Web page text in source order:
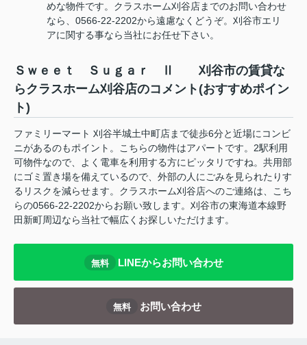
めな物件です。クラスホーム刈谷店までのお問い合わせ
なら、0566-22-2202から遠慮なくどうぞ。刈谷市エリ
アに関する事なら当社にお任せ下さい。
Ｓｗｅｅｔ Ｓｕｇａｒ Ⅱ 刈谷市の賃貸な
らクラスホーム刈谷店のコメント(おすすめポイン
ト)
ファミリーマート 刈谷半城土中町店まで徒歩6分と近場にコンビ
ニがあるのもポイント。こちらの物件はアパートです。2駅利用
可物件なので、よく電車を利用する方にピッタリですね。共用部
にゴミ置き場を備えているので、外部の人にごみを見られたりす
るリスクを減らせます。クラスホーム刈谷店へのご連絡は、こち
らの0566-22-2202からお願い致します。刈谷市の東海道本線野
田新町周辺なら当社で幅広くお探しいただけます。
無料 LINEからお問い合わせ
無料 お問い合わせ